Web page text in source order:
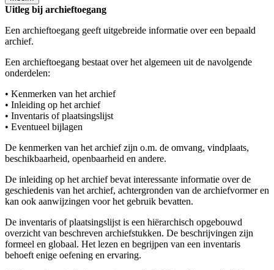
Uitleg bij archieftoegang
Een archieftoegang geeft uitgebreide informatie over een bepaald
archief.
Een archieftoegang bestaat over het algemeen uit de navolgende
onderdelen:
• Kenmerken van het archief
• Inleiding op het archief
• Inventaris of plaatsingslijst
• Eventueel bijlagen
De kenmerken van het archief zijn o.m. de omvang, vindplaats,
beschikbaarheid, openbaarheid en andere.
De inleiding op het archief bevat interessante informatie over de
geschiedenis van het archief, achtergronden van de archiefvormer en
kan ook aanwijzingen voor het gebruik bevatten.
De inventaris of plaatsingslijst is een hiërarchisch opgebouwd
overzicht van beschreven archiefstukken. De beschrijvingen zijn
formeel en globaal. Het lezen en begrijpen van een inventaris
behoeft enige oefening en ervaring.